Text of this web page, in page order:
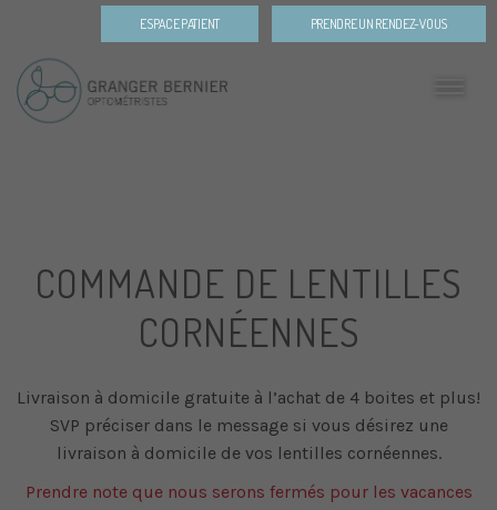
ESPACE PATIENT PRENDRE UN RENDEZ-VOUS
COMMANDE DE LENTILLES
CORNÉENNES
Livraison à domicile gratuite à l’achat de 4 boites et plus!
SVP préciser dans le message si vous désirez une
livraison à domicile de vos lentilles cornéennes.
Prendre note que nous serons fermés pour les vacances